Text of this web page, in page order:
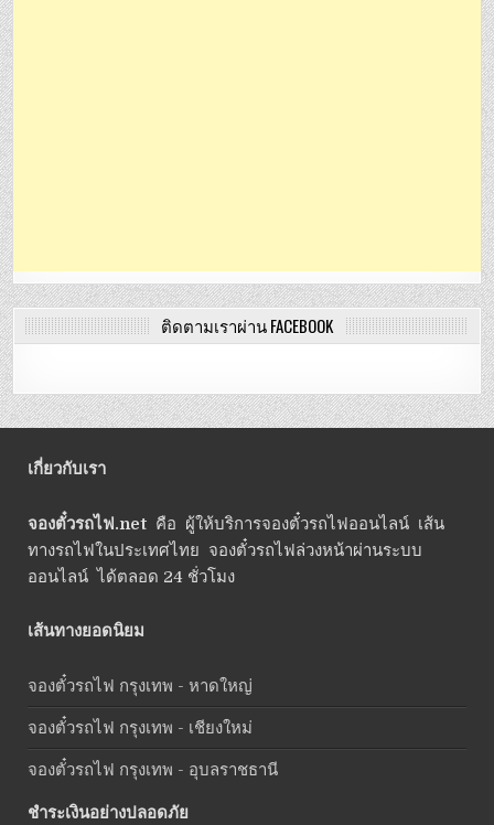
ติดตามเราผ่าน FACEBOOK
เกี่ยวกับเรา
จองตั๋วรถไฟ.net คือ ผู้ให้บริการจองตั๋วรถไฟออนไลน์ เส้น
ทางรถไฟในประเทศไทย จองตั๋วรถไฟล่วงหน้าผ่านระบบ
ออนไลน์ ได้ตลอด 24 ชั่วโมง
เส้นทางยอดนิยม
จองตั๋วรถไฟ กรุงเทพ - หาดใหญ่
จองตั๋วรถไฟ กรุงเทพ - เชียงใหม่
จองตั๋วรถไฟ กรุงเทพ - อุบลราชธานี
ชำระเงินอย่างปลอดภัย